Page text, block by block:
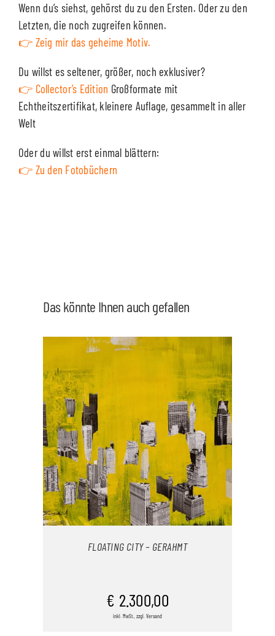
Wenn du’s siehst, gehörst du zu den Ersten. Oder zu den
Letzten, die noch zugreifen können.
👉 Zeig mir das geheime Motiv.
Du willst es seltener, größer, noch exklusiver?
👉 Collector’s Edition Großformate mit
Echtheitszertifikat, kleinere Auflage, gesammelt in aller
Welt
Oder du willst erst einmal blättern:
👉 Zu den Fotobüchern
Das könnte Ihnen auch gefallen
FLOATING CITY – GERAHMT
€ 2.300,00
inkl. MwSt., zzgl. Versand